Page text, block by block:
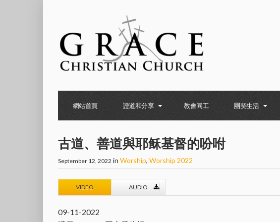
網站首頁 證道和分享 教會同工 團契生活
古道、善道與耶稣基督的吩咐
September 12, 2022 in Worship, Worship 2022
VIDEO AUDIO
09-11-2022